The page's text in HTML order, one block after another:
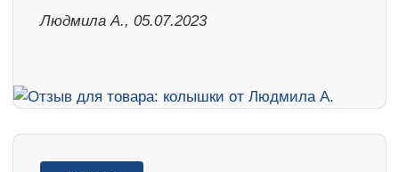
Людмила А., 05.07.2023